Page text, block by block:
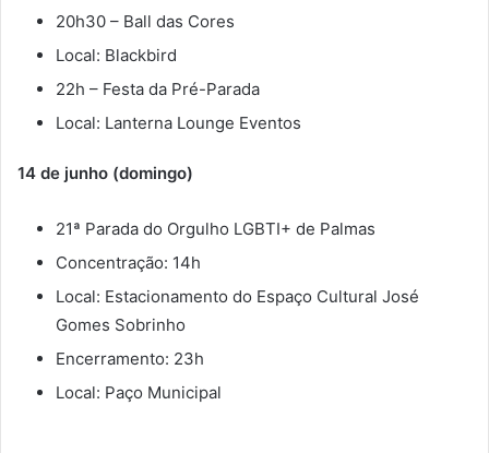
20h30 – Ball das Cores
Local: Blackbird
22h – Festa da Pré-Parada
Local: Lanterna Lounge Eventos
14 de junho (domingo)
21ª Parada do Orgulho LGBTI+ de Palmas
Concentração: 14h
Local: Estacionamento do Espaço Cultural José
Gomes Sobrinho
Encerramento: 23h
Local: Paço Municipal